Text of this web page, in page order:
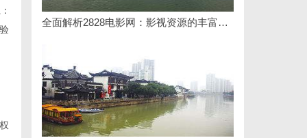
全面解析2828电影网：影视资源的丰富宝库及其使用指南